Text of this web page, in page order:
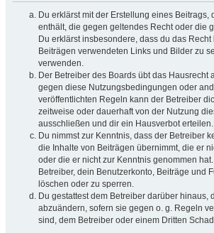
Du erklärst mit der Erstellung eines Beitrags,
enthält, die gegen geltendes Recht oder die
Du erklärst insbesondere, dass du das
Beiträgen verwendeten Links und Bilder zu
verwenden.
Der Betreiber des Boards übt das Hausrecht
gegen diese Nutzungsbedingungen oder
veröffentlichten Regeln kann der Betreiber
zeitweise oder dauerhaft von der Nutzung
ausschließen und dir ein Hausverbot erteilen.
Du nimmst zur Kenntnis, dass der Betreiber
die Inhalte von Beiträgen übernimmt, die er
oder die er nicht zur Kenntnis genommen
Betreiber, dein Benutzerkonto, Beiträge und
löschen oder zu sperren.
Du gestattest dem Betreiber darüber hinaus,
abzuändern, sofern sie gegen o. g. Regeln
sind, dem Betreiber oder einem Dritten